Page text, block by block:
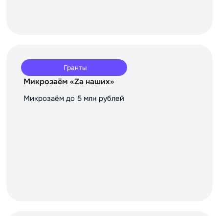
Гранты
Микрозаём «Za наших»
Микрозаём до 5 млн рублей